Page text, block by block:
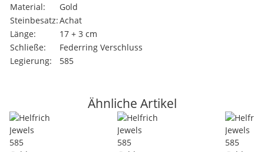
Material:
Gold
Steinbesatz:Achat
Länge:
17 + 3 cm
Schließe:
Federring Verschluss
Legierung:
585
Ähnliche Artikel